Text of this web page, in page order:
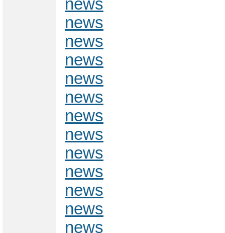
news
news
news
news
news
news
news
news
news
news
news
news
news